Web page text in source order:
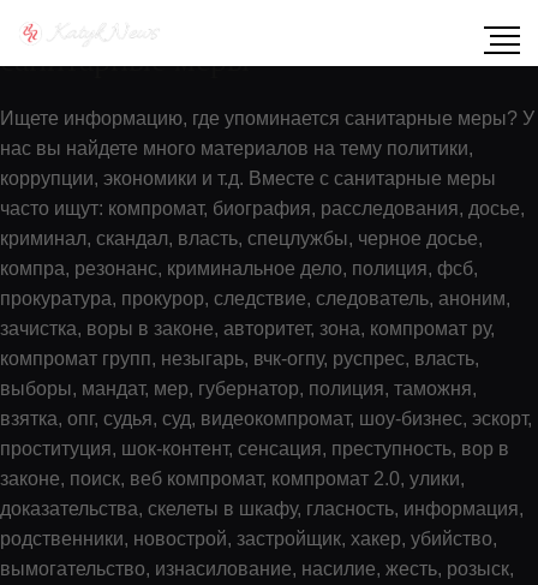
Показать содержимое по тегу:
санитарные меры
Ищете информацию, где упоминается санитарные меры? У
нас вы найдете много материалов на тему политики,
коррупции, экономики и т.д. Вместе с санитарные меры
часто ищут: компромат, биография, расследования, досье,
криминал, скандал, власть, спецлужбы, черное досье,
компра, резонанс, криминальное дело, полиция, фсб,
прокуратура, прокурор, следствие, следователь, аноним,
зачистка, воры в законе, авторитет, зона, компромат ру,
компромат групп, незыгарь, вчк-огпу, руспрес, власть,
выборы, мандат, мер, губернатор, полиция, таможня,
взятка, опг, судья, суд, видеокомпромат, шоу-бизнес, эскорт,
проституция, шок-контент, сенсация, преступность, вор в
законе, поиск, веб компромат, компромат 2.0, улики,
доказательства, скелеты в шкафу, гласность, информация,
родственники, новострой, застройщик, хакер, убийство,
вымогательство, изнасилование, насилие, жесть, розыск,